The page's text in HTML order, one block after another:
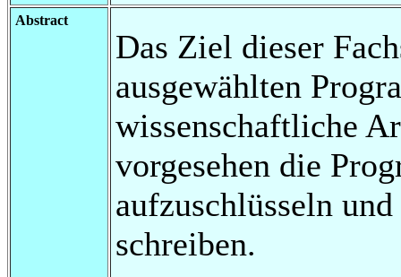
Abstract
Das Ziel dieser
ausgewählten
wissenschaftliche
vorgesehen die
aufzuschlüsseln
schreiben.